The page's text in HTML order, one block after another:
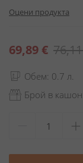
снимки
Оцени продукта
Специална
цена
69,89 €
Обем: 0.7 л.
Брой в